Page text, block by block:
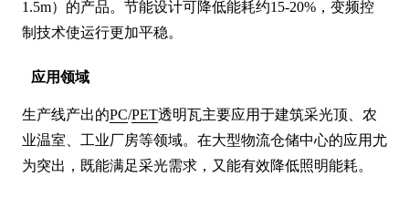
1.5m）的产品。节能设计可降低能耗约15-20%，变频控
制技术使运行更加平稳。
应用领域
生产线产出的PC/PET透明瓦主要应用于建筑采光顶、农
业温室、工业厂房等领域。在大型物流仓储中心的应用尤
为突出，既能满足采光需求，又能有效降低照明能耗。